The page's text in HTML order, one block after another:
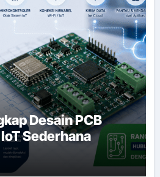
Desain PCB
Sederhana